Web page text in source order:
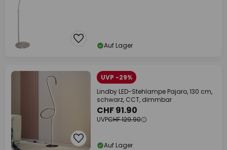
Auf Lager
UVP -29%
Lindby LED-Stehlampe Pajaro, 130 cm,
schwarz, CCT, dimmbar
CHF 91.90
UVPCHF 129.90
Auf Lager